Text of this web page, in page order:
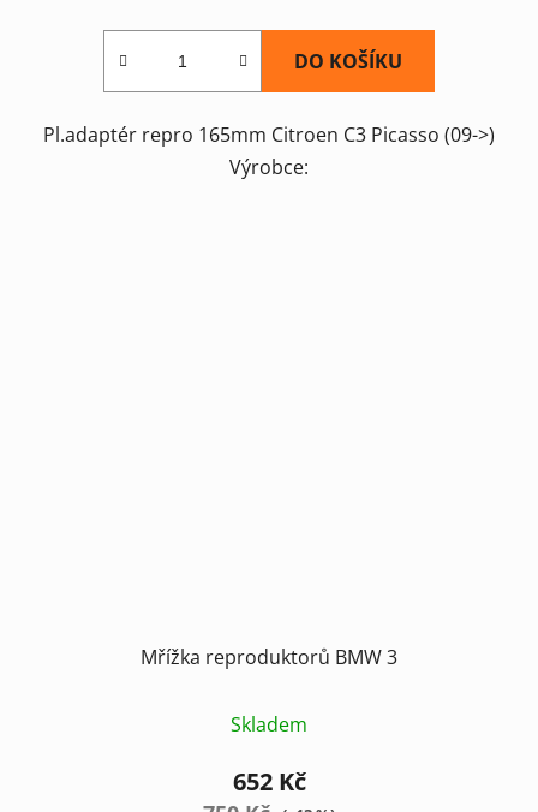
DO KOŠÍKU
Pl.adaptér repro 165mm Citroen C3 Picasso (09->)
Výrobce:
Mřížka reproduktorů BMW 3
Skladem
652 Kč